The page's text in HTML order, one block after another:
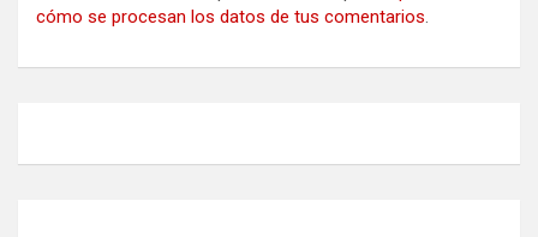
cómo se procesan los datos de tus comentarios.